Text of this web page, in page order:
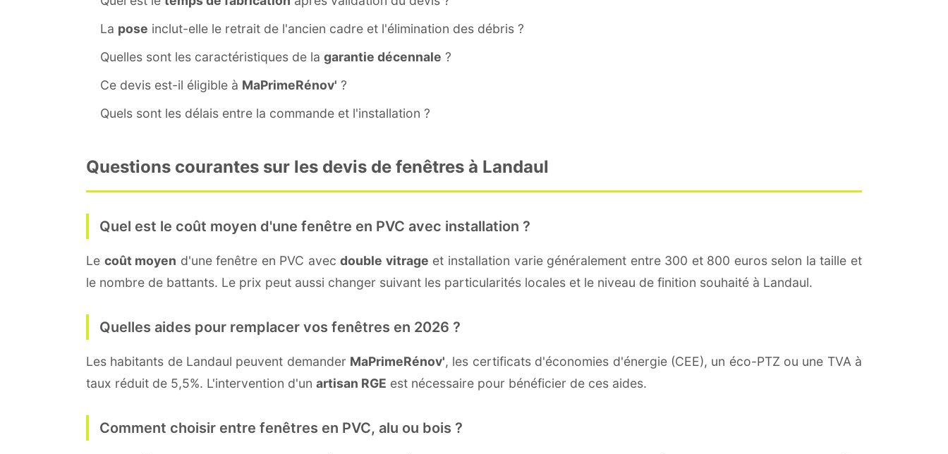
La pose inclut-elle le retrait de l'ancien cadre et l'élimination des débris ?
Quelles sont les caractéristiques de la garantie décennale ?
Ce devis est-il éligible à MaPrimeRénov' ?
Quels sont les délais entre la commande et l'installation ?
Questions courantes sur les devis de fenêtres à Landaul
Quel est le coût moyen d'une fenêtre en PVC avec installation ?
Le coût moyen d'une fenêtre en PVC avecdouble vitrage et installation varie généralement entre 300 et 800 euros selon la taille et
le nombre de battants. Le prix peut aussi changer suivant les particularités locales et le niveau de finition souhaité à Landaul.
Quelles aides pour remplacer vos fenêtres en 2026 ?
Les habitants de Landaul peuvent demander MaPrimeRénov', les certificats d'économies d'énergie (CEE), un éco-PTZ ou une TVA à
taux réduit de 5,5%. L'intervention d'un artisan RGE est nécessaire pour bénéficier de ces aides.
Comment choisir entre fenêtres en PVC, alu ou bois ?